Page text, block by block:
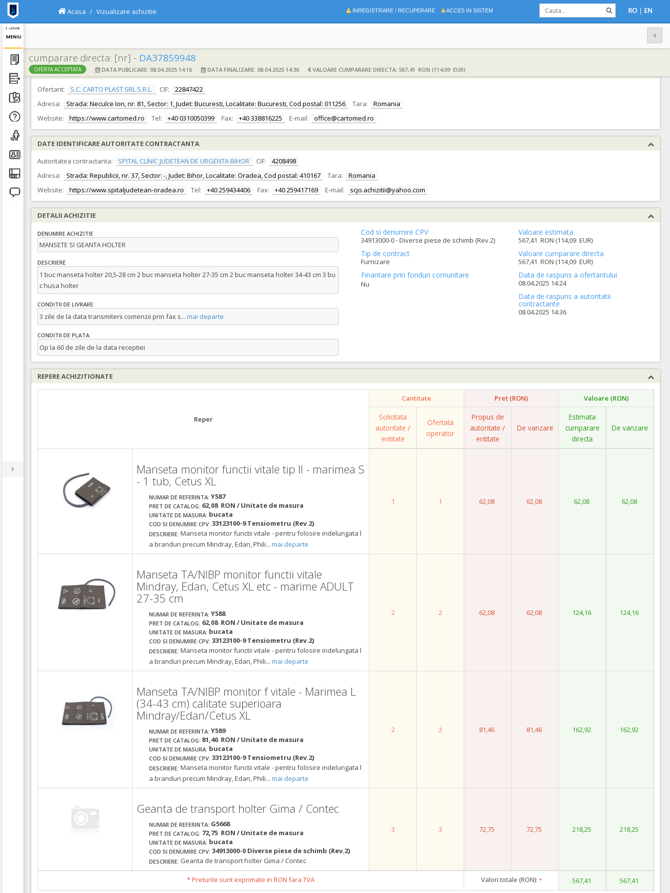
E - LICITATIE
MENIU
INREGISTRARE / RECUPERARE ACCES IN SISTEM RO | EN
Acasa Vizualizare achizitie
cumparare directa: [nr] - DA37859948
OFERTA ACCEPTATA DATA PUBLICARE: 08.04.2025 14:16 DATA FINALIZARE: 08.04.2025 14:36 VALOARE CUMPARARE DIRECTA: 567,41 RON (114,09 EUR)
DATE IDENTIFICARE OFERTANT
Ofertant:
S.C. CARTO PLAST SRL S.R.L. CIF:
22847422
Adresa:
Strada: Neculce Ion, nr. 81, Sector: 1, Judet: Bucuresti, Localitate: Bucuresti, Cod postal: 011256 Tara:
Romania
Website:
https://www.cartomed.ro Tel: +40 0310050399 Fax: +40 338816225 E-mail: office@cartomed.ro
DATE IDENTIFICARE AUTORITATE CONTRACTANTA
Autoritatea contractanta:
SPITAL CLINIC JUDETEAN DE URGENTA BIHOR CIF:
4208498
Adresa:
Strada: Republicii, nr. 37, Sector: -, Judet: Bihor, Localitate: Oradea, Cod postal: 410167 Tara:
Romania
Website:
https://www.spitaljudetean-oradea.ro Tel: +40 259434406 Fax: +40 259417169 E-mail: scjo.achizitii@yahoo.com
DETALII ACHIZITIE
DENUMIRE ACHIZITIE
MANSETE SI GEANTA HOLTER
DESCRIERE
1 buc manseta holter 20,5-28 cm 2 buc manseta holter 27-35 cm 2 buc manseta holter 34-43 cm 3 bu
c husa holter
CONDITII DE LIVRARE:
3 zile de la data transmiterii comenzii prin fax s... mai departe
CONDITII DE PLATA:
Op la 60 de zile de la data receptiei
Cod si denumire CPV
34913000-0 - Diverse piese de schimb (Rev.2)
Tip de contract
Furnizare
Finantare prin fonduri comunitare
Nu
Valoare estimata
567,41 RON (114,09 EUR)
Valoare cumparare directa
567,41 RON (114,09 EUR)
Data de raspuns a ofertantului
08.04.2025 14:24
Data de raspuns a autoritatii
contractante
08.04.2025 14:36
REPERE ACHIZITIONATE
Reper
Cantitate Pret (RON) Valoare (RON)
Solicitata
autoritate /
entitate
Ofertata
operator
Propus de
autoritate /
entitate
De vanzare
Estimata
cumparare
directa
De vanzare
Manseta monitor functii vitale tip II - marimea S
- 1 tub, Cetus XL
NUMAR DE REFERINTA: Y587
PRET DE CATALOG: 62,08 RON / Unitate de masura
UNITATE DE MASURA: bucata
COD SI DENUMIRE CPV: 33123100-9 Tensiometru (Rev.2)
DESCRIERE: Manseta monitor functii vitale - pentru folosire indelungata l
a branduri precum Mindray, Edan, Phili... mai departe
1 1 62,08 62,08 62,08 62,08
Manseta TA/NIBP monitor functii vitale
Mindray, Edan, Cetus XL etc - marime ADULT
27-35 cm
NUMAR DE REFERINTA: Y588
PRET DE CATALOG: 62,08 RON / Unitate de masura
UNITATE DE MASURA: bucata
COD SI DENUMIRE CPV: 33123100-9 Tensiometru (Rev.2)
DESCRIERE: Manseta monitor functii vitale - pentru folosire indelungata l
a branduri precum Mindray, Edan, Phili... mai departe
2 2 62,08 62,08 124,16 124,16
Manseta TA/NIBP monitor f vitale - Marimea L
(34-43 cm) calitate superioara
Mindray/Edan/Cetus XL
NUMAR DE REFERINTA: Y589
PRET DE CATALOG: 81,46 RON / Unitate de masura
UNITATE DE MASURA: bucata
COD SI DENUMIRE CPV: 33123100-9 Tensiometru (Rev.2)
DESCRIERE: Manseta monitor functii vitale - pentru folosire indelungata l
a branduri precum Mindray, Edan, Phili... mai departe
2 2 81,46 81,46 162,92 162,92
Geanta de transport holter Gima / Contec
NUMAR DE REFERINTA: G5668
PRET DE CATALOG: 72,75 RON / Unitate de masura
UNITATE DE MASURA: bucata
COD SI DENUMIRE CPV: 34913000-0 Diverse piese de schimb (Rev.2)
DESCRIERE: Geanta de transport holter Gima / Contec
3 3 72,75 72,75 218,25 218,25
* Preturile sunt exprimate in RON fara TVA Valori totale (RON): * 567,41 567,41